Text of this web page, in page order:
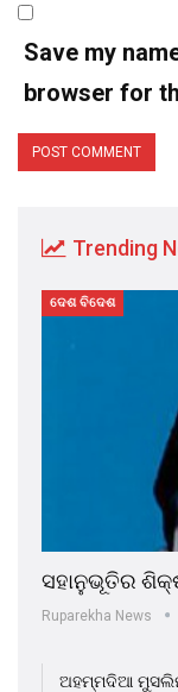
Save my
browser for
Trending
ଦେଶ ବିଦେଶ
ସହାନୁଭୂତିର
Ruparekha News
ଅହମ୍ମଦିଆ ମୁସଲିମ